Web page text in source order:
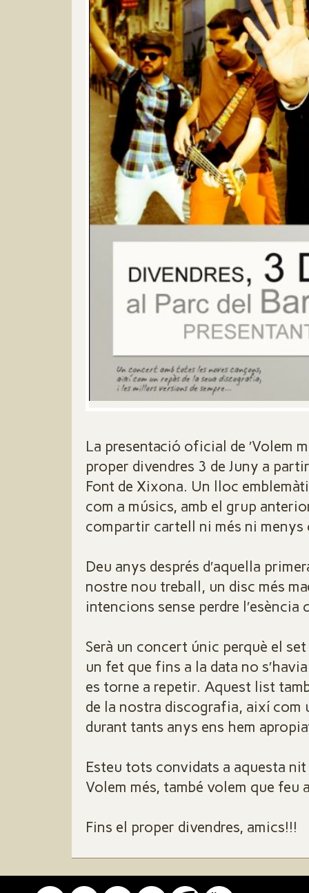
La presentació oficial de ′Volem
proper divendres 3 de Juny a
Font de Xixona. Un lloc
com a músics, amb el grup
compartir cartell ni més ni menys
Deu anys després d′aquella
nostre nou treball, un disc més
intencions sense perdre
Serà un concert únic perquè el
un fet que fins a la data no
es torne a repetir. Aquest list
de la nostra discografia, així com
durant tants anys ens hem
Esteu tots convidats a aquesta
Volem més, també volem que
Fins el proper divendres, amics!!!